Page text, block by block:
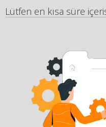
Lütfen en kısa süre